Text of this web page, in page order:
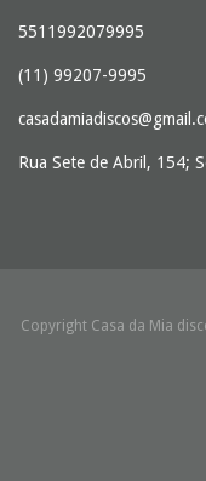
5511992079995
(11) 99207-9995
Rua Sete de Abril, 154;
Copyright Casa da Mia